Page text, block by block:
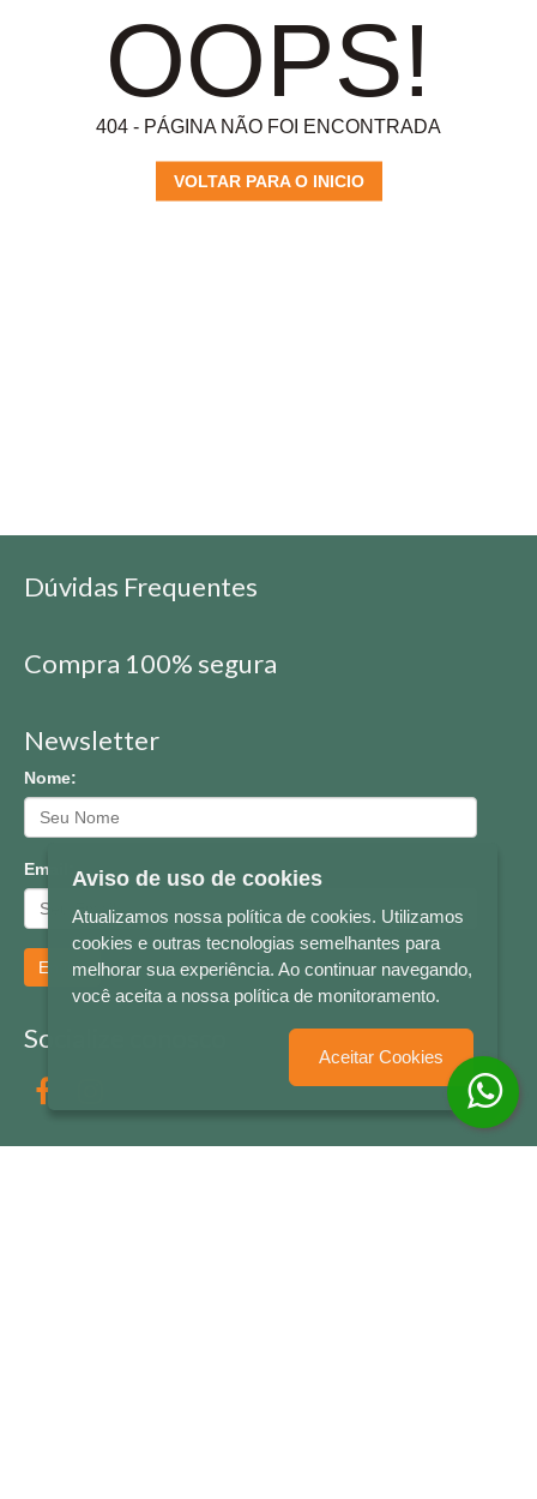
OOPS!
404 - PÁGINA NÃO FOI ENCONTRADA
VOLTAR PARA O INICIO
Dúvidas Frequentes
Compra 100% segura
Newsletter
Nome:
Email:
Enviar
Socialize conosco
Aviso de uso de cookies
Atualizamos nossa política de cookies. Utilizamos
cookies e outras tecnologias semelhantes para
melhorar sua experiência. Ao continuar navegando,
você aceita a nossa política de monitoramento.
Aceitar Cookies